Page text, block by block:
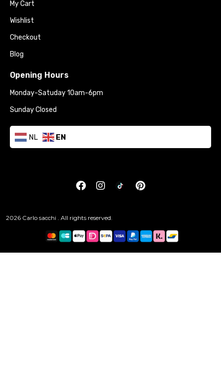
My Cart
Wishlist
Checkout
Blog
Opening Hours
Monday-Satuday 10am-6pm
Sunday Closed
NL EN
2026 Carlo sacchi . All rights reserved.